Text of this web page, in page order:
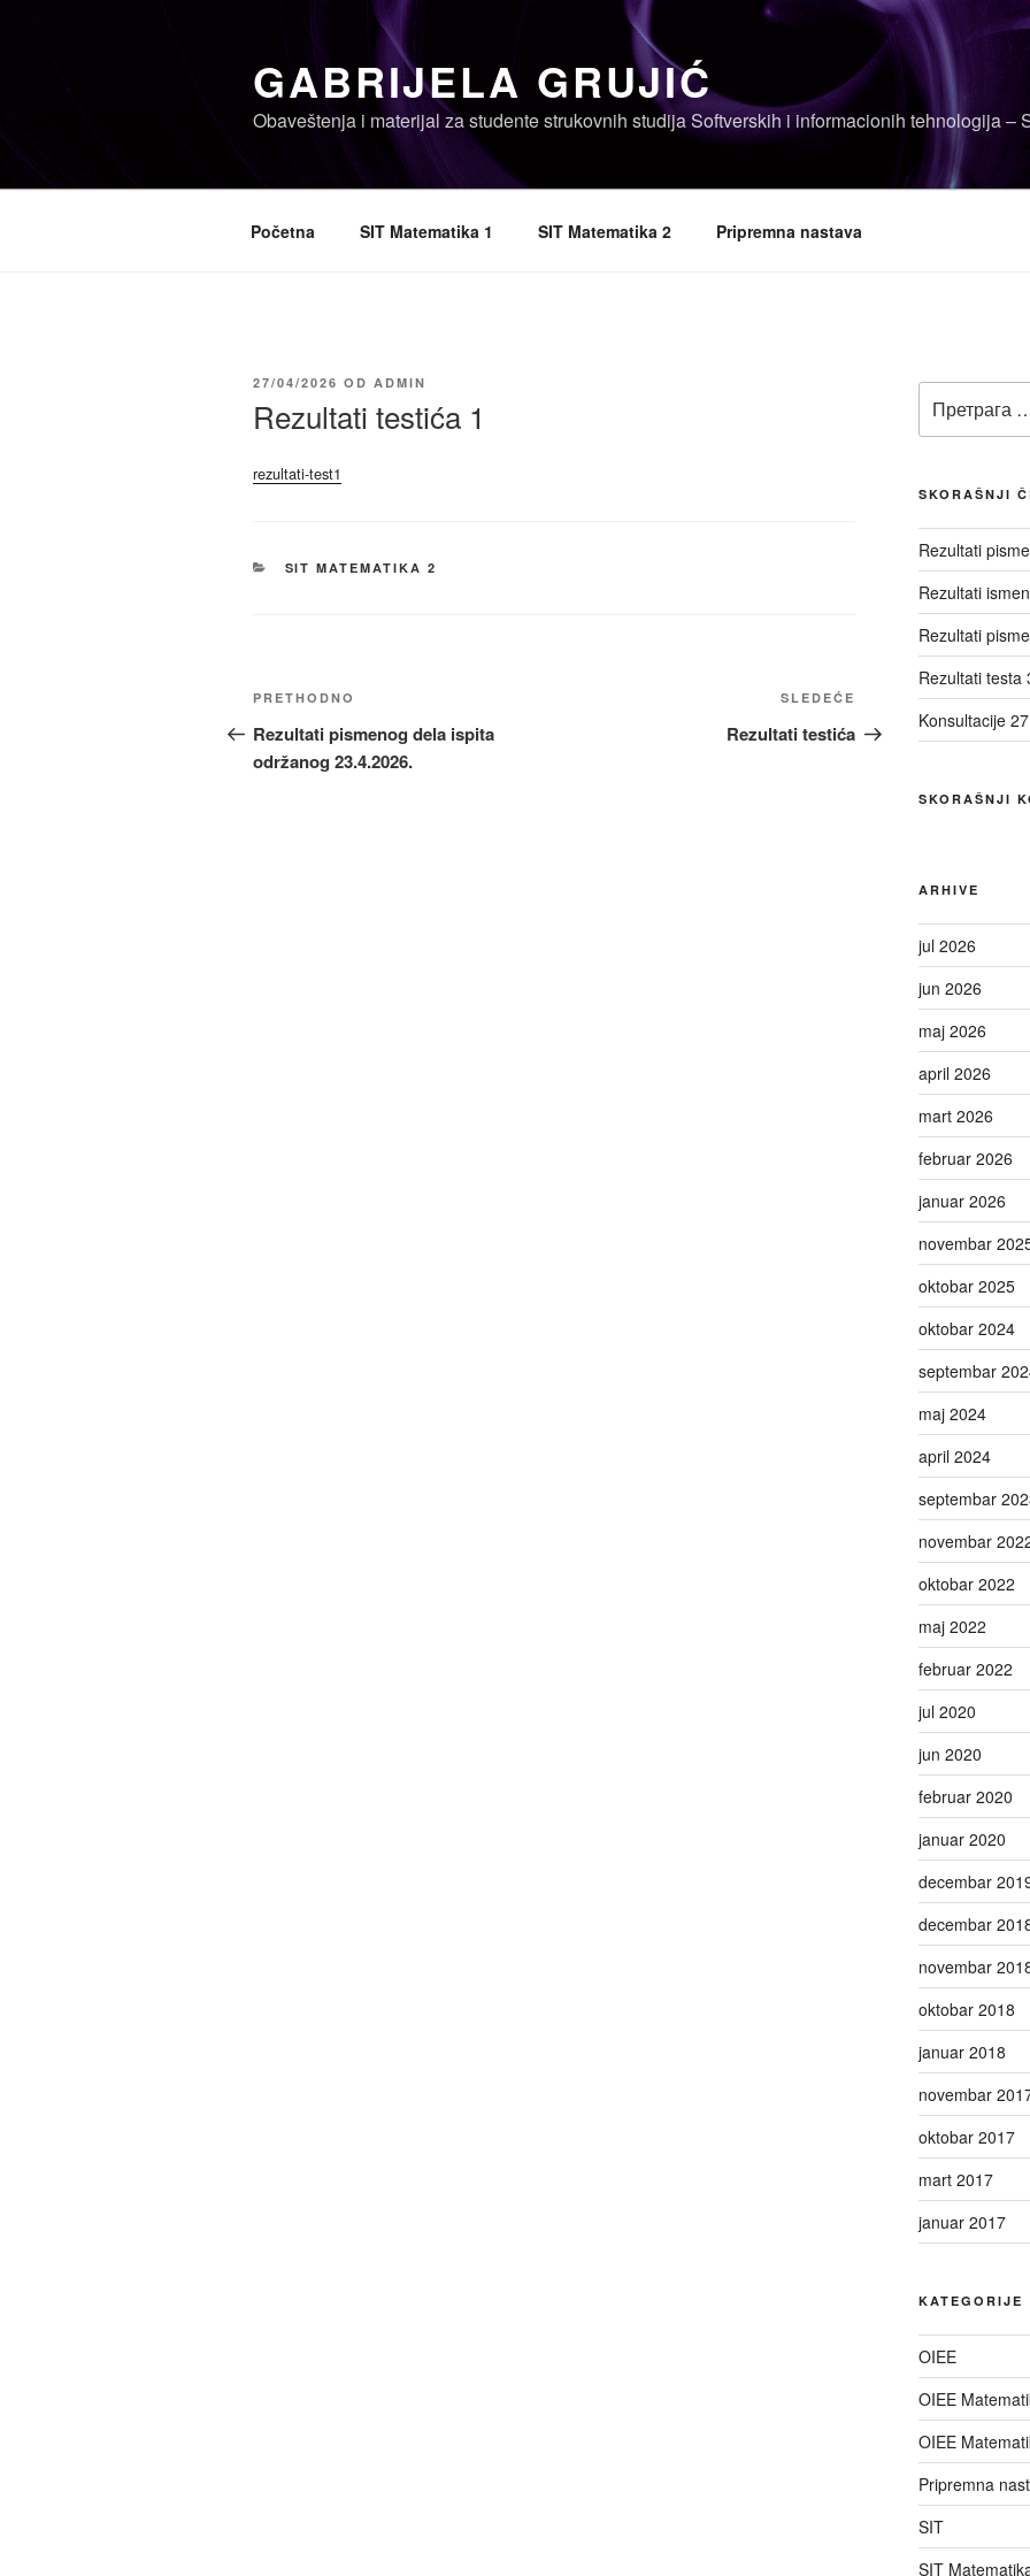
GABRIJELA GRUJIĆ
Obaveštenja i materijal za studente strukovnih studija Softverskih i informacionih tehnologija –
Početna SIT Matematika 1 SIT Matematika 2 Pripremna nastava
OBJAVLJENO
27/04/2026 OD ADMIN
Rezultati testića 1
rezultati-test1
KATEGORIJE
SIT MATEMATIKA 2
Kretanje
članka
Prethodni
članak
PRETHODNO
Rezultati pismenog dela ispita
održanog 23.4.2026.
Sledeći
članak
SLEDEĆE
Rezultati testića
за:
SKORAŠNJI
Rezultati
Rezultati
Rezultati
Rezultati testa
Konsultacije
SKORAŠNJI
ARHIVE
jul 2026
jun 2026
maj 2026
april 2026
mart 2026
februar 2026
januar 2026
novembar
oktobar 2025
oktobar 2024
septembar
maj 2024
april 2024
septembar
novembar
oktobar 2022
maj 2022
februar 2022
jul 2020
jun 2020
februar 2020
januar 2020
decembar
decembar
novembar
oktobar 2018
januar 2018
novembar
oktobar 2017
mart 2017
januar 2017
KATEGORIJE
OIEE
OIEE
OIEE
Pripremna
SIT
SIT